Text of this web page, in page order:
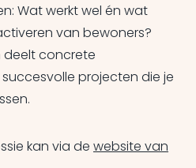
Wat werkt wel én wat
van bewoners?
deelt concrete
projecten die je
kan via de website van